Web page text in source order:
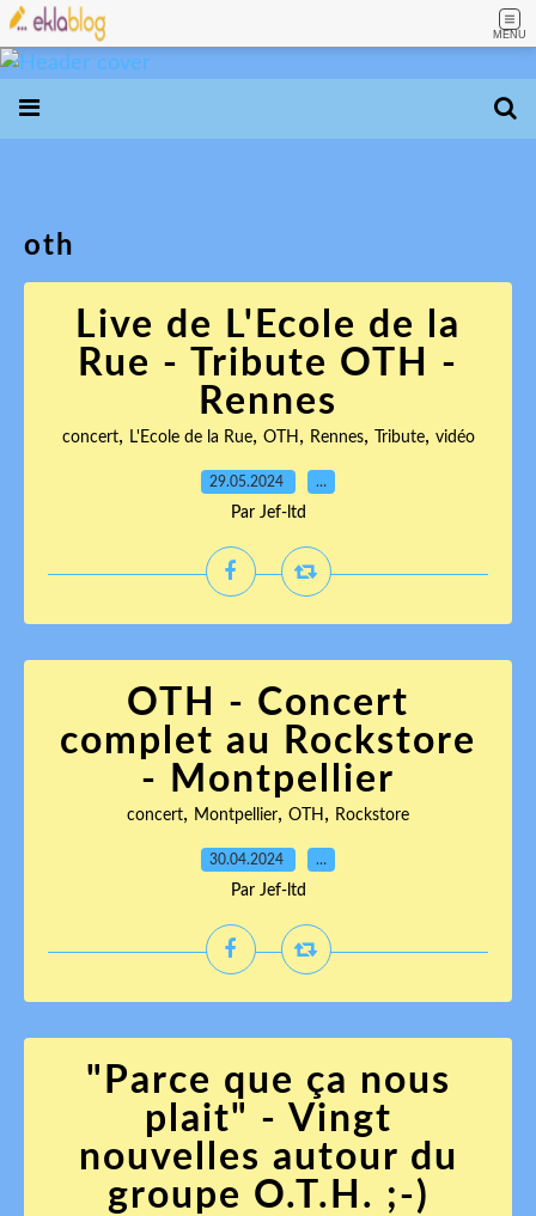
MENU
oth
Live de L'Ecole de la
Rue - Tribute OTH -
Rennes
concert, L'Ecole de la Rue, OTH , Rennes, Tribute, vidéo
29.05.2024 …
Par Jef-ltd
OTH - Concert
complet au Rockstore
- Montpellier
concert, Montpellier, OTH , Rockstore
30.04.2024 …
Par Jef-ltd
"Parce que ça nous
plait" - Vingt
nouvelles autour du
groupe O.T.H. ;-)